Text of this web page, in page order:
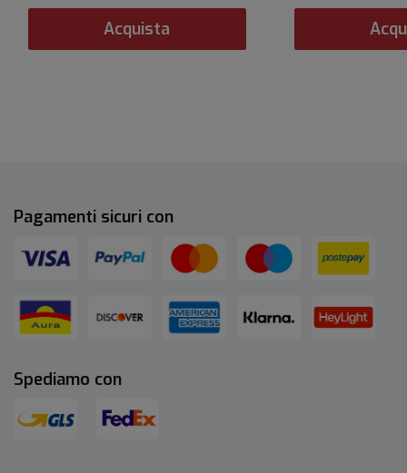
Acquista
Pagamenti sicuri con
Spediamo con